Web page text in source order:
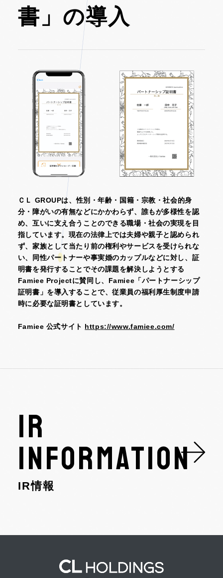
書」の導入
ＣＬ GROUPは、性別・年齢・国籍・宗教・社会的身
分・障がいの有無などにかかわらず、誰もが多様性を認
め、互いに支え合うことのできる職場・社会の実現を目
指しています。現在の法律上では夫婦や親子と認められ
ず、家族として当たり前の権利やサービスを受けられな
い、同性パートナーや事実婚のカップルなどに対し、証
明書を発行することでその課題を解決しようとする
Famiee Projectに賛同し、Famiee「パートナーシップ
証明書」を導入することで、従業員の福利厚生制度申請
時に必要な証明書としています。
Famiee 公式サイト https://www.famiee.com/
IR
INFORMATION
IR情報